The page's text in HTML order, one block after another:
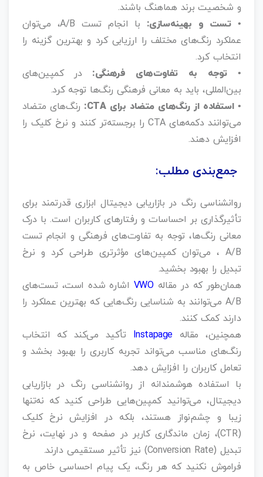
و شخصیت برند هماهنگ باشند.
• تست و بهینه‌سازی:
با انجام تست A/B، می‌توان
عملکرد رنگ‌های مختلف را ارزیابی کرد و بهترین گزینه را
انتخاب کرد.
• توجه به تفاوت‌های فرهنگی: در کمپین‌های
بین‌المللی، باید به معانی فرهنگی رنگ‌ها توجه کرد.
• استفاده از رنگ‌های متضاد برای CTA:
رنگ‌های متضاد
می‌توانند دکمه‌های CTA را برجسته‌تر کنند و نرخ کلیک را
افزایش دهند.
جمع‌بندی مطلب:
روانشناسی رنگ در بازاریابی دیجیتال ابزاری قدرتمند برای
تأثیرگذاری بر احساسات و رفتارهای کاربران است. با درک
معانی رنگ‌ها، توجه به تفاوت‌های فرهنگی و انجام تست
A/B ، می‌توان کمپین‌های مؤثرتری طراحی کرد و نرخ
تبدیل را بهبود بخشید.
همان‌طور که در مقالهVWO اشاره شده است، تست‌های
A/B می‌توانند به شناسایی رنگ‌هایی که بهترین عملکرد را
دارند کمک کنند.
همچنین، مقاله Instapage تأکید می‌کند که انتخاب
رنگ‌های مناسب می‌تواند تجربه کاربری را بهبود بخشد و
تعامل کاربران را افزایش دهد.
با استفاده هوشمندانه از روانشناسی رنگ در بازاریابی
دیجیتال، می‌توانید کمپین‌هایی طراحی کنید که نه‌تنها
زیبا و چشم‌نواز هستند، بلکه در افزایش نرخ کلیک
(CTR)، زمان ماندگاری کاربر در صفحه و در نهایت، نرخ
تبدیل (Conversion Rate) نیز تأثیر مستقیمی دارند.
فراموش نکنید که هر رنگ، یک پیام احساسی خاص به